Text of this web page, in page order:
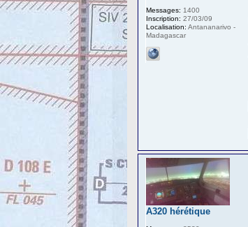
Messages: 1400
Inscription: 27/03/09
Localisation: Antananarivo -
Madagascar
A320 hérétique